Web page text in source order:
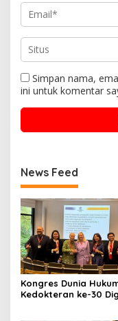
Simpan nama,
ini untuk komentar
News Feed
Kongres Dunia
Kedokteran ke-30